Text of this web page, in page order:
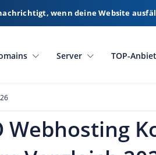
wenn deine Website
Server TOP-
Webhosting